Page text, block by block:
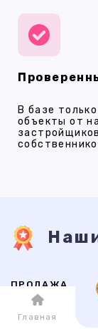
В базе
объекты от
ПРОДАЖА
Главная